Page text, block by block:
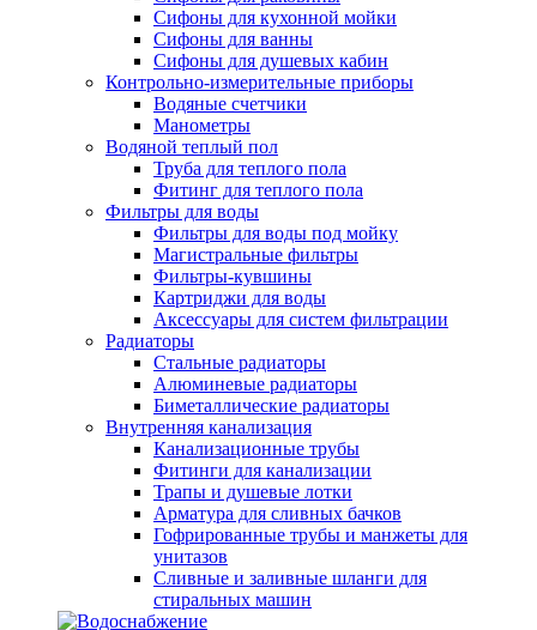
Сифоны для кухонной мойки
Сифоны для ванны
Сифоны для душевых кабин
Контрольно-измерительные приборы
Водяные счетчики
Манометры
Водяной теплый пол
Труба для теплого пола
Фитинг для теплого пола
Фильтры для воды
Фильтры для воды под мойку
Магистральные фильтры
Фильтры-кувшины
Картриджи для воды
Аксессуары для систем фильтрации
Радиаторы
Стальные радиаторы
Алюминевые радиаторы
Биметаллические радиаторы
Внутренняя канализация
Канализационные трубы
Фитинги для канализации
Трапы и душевые лотки
Арматура для сливных бачков
Гофрированные трубы и манжеты для
унитазов
Сливные и заливные шланги для
стиральных машин